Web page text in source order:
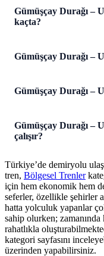
Gümüşçay Durağı –
kaçta?
Gümüşçay Durağı –
Gümüşçay Durağı –
Gümüşçay Durağı –
çalışır?
Türkiye’de demiryolu
tren, Bölgesel Trenler
için hem ekonomik hem
seferler, özellikle şehirler
hatta yolculuk yapanlar
sahip olurken; zamanında
rahatlıkla
kategori sayfasını
üzerinden yapabilirsiniz.